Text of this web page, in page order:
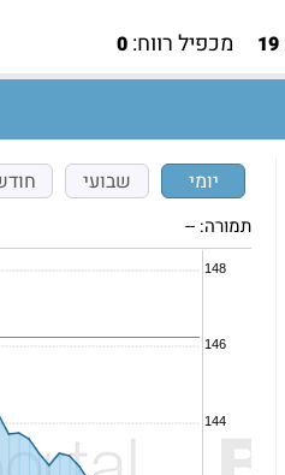
19 מכפיל רווח: 0
יומי שבועי
תמורה: --